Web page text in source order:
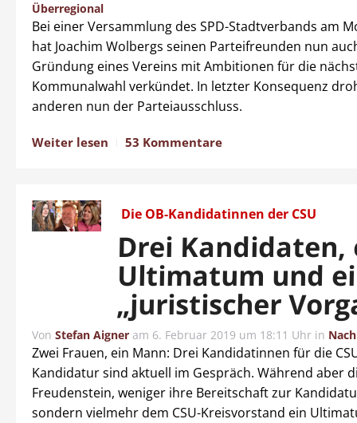
Überregional
Bei einer Versammlung des SPD-Stadtverbands am
hat Joachim Wolbergs seinen Parteifreunden nun
Gründung eines Vereins mit Ambitionen für die
Kommunalwahl verkündet. In letzter Konsequenz
anderen nun der Parteiausschluss.
Weiter lesen 53 Kommentare
Die OB-Kandidatinnen der CSU
Drei Kandidaten,
Ultimatum und
„juristischer
Von Stefan Aigner am 6. Februar 2019 um 18:11 Uhr in
Zwei Frauen, ein Mann: Drei Kandidatinnen für die
Kandidatur sind aktuell im Gespräch. Während aber
Freudenstein, weniger ihre Bereitschaft zur
sondern vielmehr dem CSU-Kreisvorstand ein